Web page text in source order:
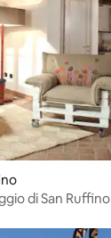
di San Ruffino